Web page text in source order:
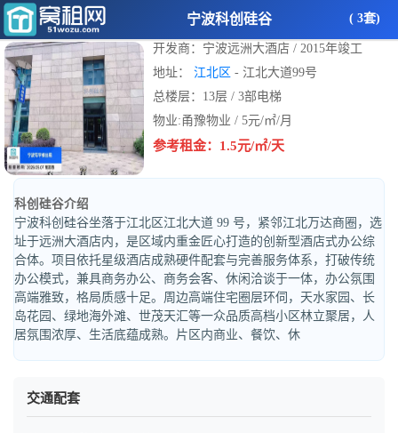
宁波科创硅谷 ( 3套)
开发商：宁波远洲大酒店 / 2015年竣工
地址： 江北区 - 江北大道99号
总楼层：13层 / 3部电梯
物业:甬豫物业 / 5元/㎡/月
参考租金：1.5元/㎡/天
科创硅谷介绍
宁波科创硅谷坐落于江北区江北大道 99 号，紧邻江北万达商圈，选
址于远洲大酒店内，是区域内重金匠心打造的创新型酒店式办公综
合体。项目依托星级酒店成熟硬件配套与完善服务体系，打破传统
办公模式，兼具商务办公、商务会客、休闲洽谈于一体，办公氛围
高端雅致，格局质感十足。周边高端住宅圈层环伺，天水家园、长
岛花园、绿地海外滩、世茂天汇等一众品质高档小区林立聚居，人
居氛围浓厚、生活底蕴成熟。片区内商业、餐饮、休
交通配套